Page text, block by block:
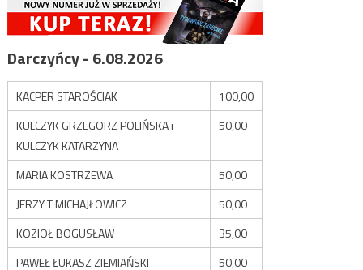
Darczyńcy - 6.08.2026
KACPER STAROŚCIAK
100,00
KULCZYK GRZEGORZ POLIŃSKA i
KULCZYK KATARZYNA
50,00
MARIA KOSTRZEWA
50,00
JERZY T MICHAJŁOWICZ
50,00
KOZIOŁ BOGUSŁAW
35,00
PAWEŁ ŁUKASZ ZIEMIAŃSKI
50,00